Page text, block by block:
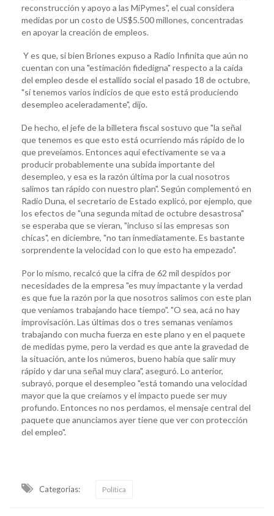
reconstrucción y apoyo a las MiPymes", el cual considera
medidas por un costo de US$5.500 millones, concentradas
en apoyar la creación de empleos.
Y es que, si bien Briones expuso a Radio Infinita que aún no
cuentan con una "estimación fidedigna" respecto a la caída
del empleo desde el estallido social el pasado 18 de octubre,
"sí tenemos varios indicios de que esto está produciendo
desempleo aceleradamente", dijo.
De hecho, el jefe de la billetera fiscal sostuvo que "la señal
que tenemos es que esto está ocurriendo más rápido de lo
que preveíamos. Entonces aquí efectivamente se va a
producir probablemente una subida importante del
desempleo, y esa es la razón última por la cual nosotros
salimos tan rápido con nuestro plan". Según complementó en
Radio Duna, el secretario de Estado explicó, por ejemplo, que
los efectos de "una segunda mitad de octubre desastrosa"
se esperaba que se vieran, "incluso si las empresas son
chicas", en diciembre, "no tan inmediatamente. Es bastante
sorprendente la velocidad con lo que esto ha empezado".
Por lo mismo, recalcó que la cifra de 62 mil despidos por
necesidades de la empresa "es muy impactante y la verdad
es que fue la razón por la que nosotros salimos con este plan
que veníamos trabajando hace tiempo". "O sea, acá no hay
improvisación. Las últimas dos o tres semanas veníamos
trabajando con mucha fuerza en este plano y en el paquete
de medidas pyme, pero la verdad es que ante la gravedad de
la situación, ante los números, bueno había que salir muy
rápido y dar una señal muy clara", aseguró. Lo anterior,
subrayó, porque el desempleo "está tomando una velocidad
mayor que la que creíamos y el impacto puede ser muy
profundo. Entonces no nos perdamos, el mensaje central del
paquete que anunciamos ayer tiene que ver con protección
del empleo".
Categorias: Política